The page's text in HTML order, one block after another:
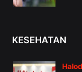
KESEHATAN